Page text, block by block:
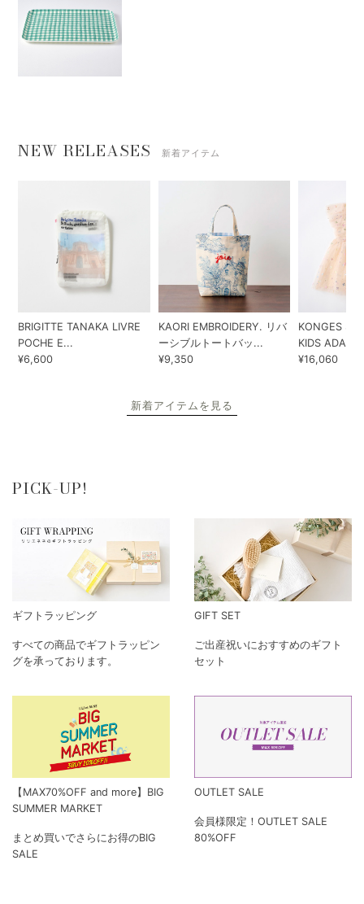
NEW RELEASES 新着アイテム
BRIGITTE TANAKA LIVRE
POCHE E...
¥6,600
KAORI EMBROIDERY. リバ
ーシブルトートバッ...
¥9,350
KONGES
KIDS ADA...
¥16,060
新着アイテムを見る
PICK-UP!
ギフトラッピング
すべての商品でギフトラッピン
グを承っております。
GIFT SET
ご出産祝いにおすすめのギフト
セット
【MAX70%OFF and more】BIG
SUMMER MARKET
まとめ買いでさらにお得のBIG
SALE
OUTLET SALE
会員様限定！OUTLET SALE
80%OFF